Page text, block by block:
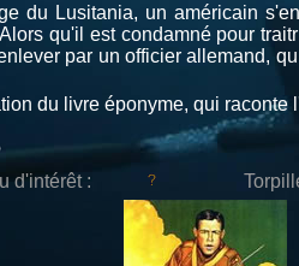
du Lusitania, un américain
qu'il est condamné pour
par un officier allemand,
du livre éponyme, qui raconte
d'intérêt :